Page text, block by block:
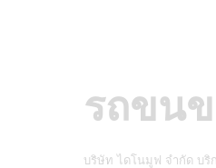
รถขน
บริษัท ไดโนมูฟ จำกัด บริ